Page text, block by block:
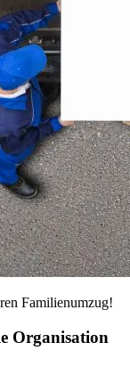
Familienumzug!
Organisation